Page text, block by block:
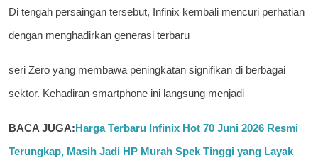
Di tengah persaingan tersebut, Infinix kembali mencuri perhatian
dengan menghadirkan generasi terbaru
seri Zero yang membawa peningkatan signifikan di berbagai
sektor. Kehadiran smartphone ini langsung menjadi
BACA JUGA:Harga Terbaru Infinix Hot 70 Juni 2026 Resmi
Terungkap, Masih Jadi HP Murah Spek Tinggi yang Layak